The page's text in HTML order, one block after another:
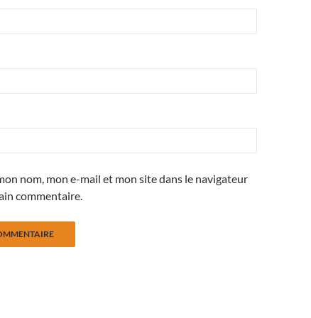
nom, mon e-mail et mon site dans le navigateur
commentaire.